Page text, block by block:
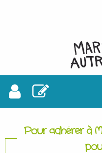
Pour adhérer à